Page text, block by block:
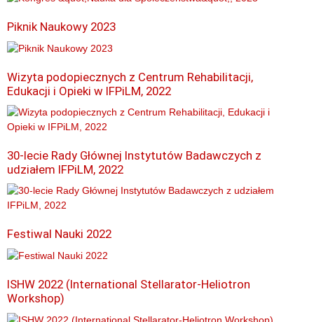
Piknik Naukowy 2023
Wizyta podopiecznych z Centrum Rehabilitacji,
Edukacji i Opieki w IFPiLM, 2022
30-lecie Rady Głównej Instytutów Badawczych z
udziałem IFPiLM, 2022
Festiwal Nauki 2022
ISHW 2022 (International Stellarator-Heliotron
Workshop)